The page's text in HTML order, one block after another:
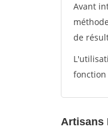
Avant
de
fonction
Artisans